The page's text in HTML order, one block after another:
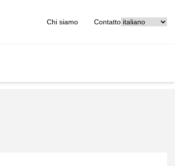
Chi siamo Contatto